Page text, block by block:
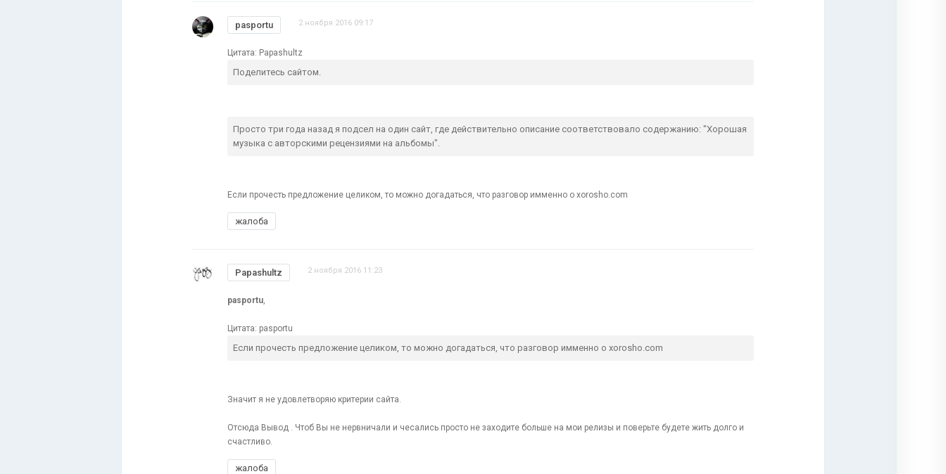
pasportu 2 ноября 2016 09:17
Цитата: Papashultz
Поделитесь сайтом.
Просто три года назад я подсел на один сайт, где действительно описание соответствовало содержанию: "Хорошая
музыка с авторскими рецензиями на альбомы".
Если прочесть предложение целиком, то можно догадаться, что разговор имменно о хoroshо.com
жалоба
Papashultz 2 ноября 2016 11:23
pasportu,
Цитата: pasportu
Если прочесть предложение целиком, то можно догадаться, что разговор имменно о хoroshо.com
Значит я не удовлетворяю критерии сайта.
Отсюда Вывод . Чтоб Вы не нервничали и чесались просто не заходите больше на мои релизы и поверьте будете жить долго и
счастливо.
жалоба